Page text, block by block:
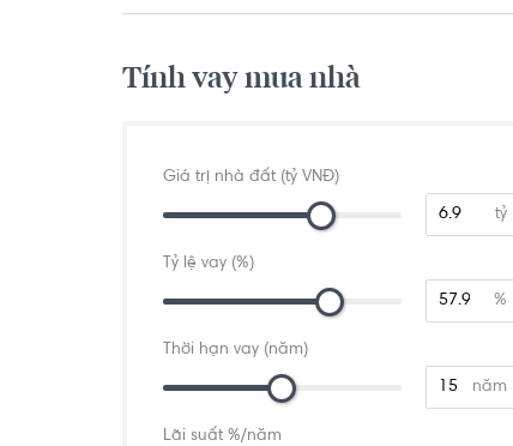
Tính vay mua nhà
Giá trị nhà đất (tỷ VNĐ)
tỷ
Tỷ lệ vay (%)
%
Thời hạn vay (năm)
năm
Lãi suất %/năm